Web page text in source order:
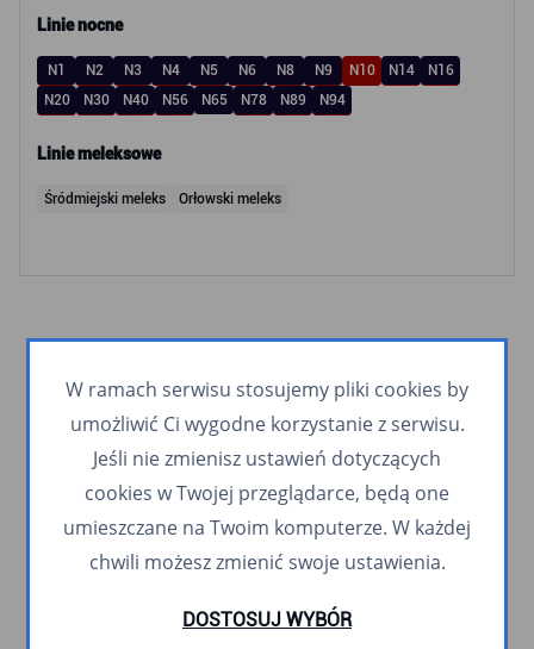
Linie nocne
N1 N2 N3 N4 N5 N6 N8 N9 N10 N14
N16
N20
N30 N40 N56 N65 N78 N89 N94
Linie meleksowe
Śródmiejski meleks Orłowski meleks
W ramach serwisu stosujemy pliki cookies by
umożliwić Ci wygodne korzystanie z serwisu.
Jeśli nie zmienisz ustawień dotyczących
cookies w Twojej przeglądarce, będą one
umieszczane na Twoim komputerze. W każdej
chwili możesz zmienić swoje ustawienia.
DOSTOSUJ WYBÓR